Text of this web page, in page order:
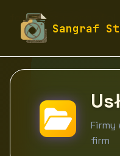
Sangraf
fototapety-sangraf.pl
Firmy
firm